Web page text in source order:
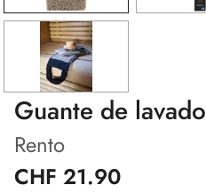
Guante de lavado
Rento
CHF 21.90